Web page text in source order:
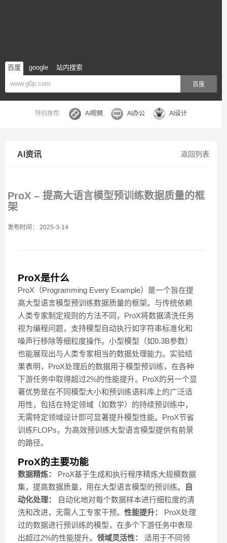
百度 google 站内搜索
百度
特别推荐 AI视频 AI办公 AI设计
返回列表
AI资讯
ProX – 提高大语言模型预训练数据质量的框
架
发布时间： 2025-3-14
ProX是什么
ProX（Programming Every Example）是一个旨在提
高大型语言模型预训练数据质量的框架。与传统依赖
人类专家制定规则的方法不同，ProX将数据清洗任务
视为编程问题，支持模型自动执行如字符串标准化和
噪声行移除等细粒度操作。小型模型（如0.3B参数）
也能展现出与人类专家相当的数据处理能力。实验结
果表明，ProX处理后的数据用于模型预训练，在各种
下游任务中取得超过2%的性能提升。ProX的另一个显
著优势是在不同模型大小和预训练语料库上的广泛适
用性，包括在特定领域（如数学）的持续预训练中，
无需特定领域设计即可显著提升模型性能。ProX节省
训练FLOPs，为高效预训练大型语言模型提供有前景
的路径。
ProX的主要功能
数据精炼：
ProX基于生成和执行程序精炼大规模数据
集，提高数据质量，用在大型语言模型的预训练。
自
动化处理：
自动化地对每个数据样本进行细粒度的清
洗和改进，无需人工专家干预。 性能提升：
ProX处理
过的数据进行预训练的模型，在多个下游任务中表现
出超过2%的性能提升。 领域灵活性：
适用于不同领